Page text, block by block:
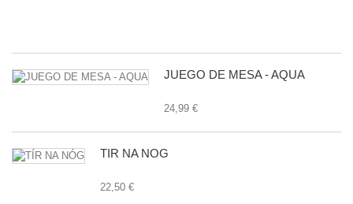
JUEGO DE MESA - AQUA
24,99 €
TÍR NA NÓG
22,50 €